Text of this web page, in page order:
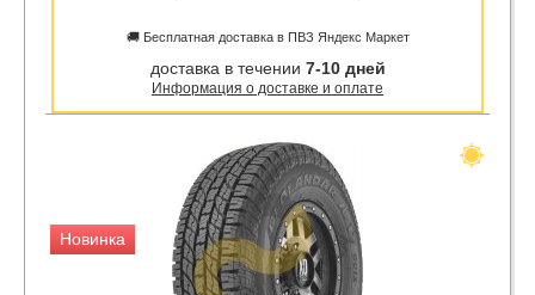
🚚 Бесплатная доставка в ПВЗ Яндекс Маркет
доставка в течении 7-10 дней
Информация о доставке и оплате
Новинка